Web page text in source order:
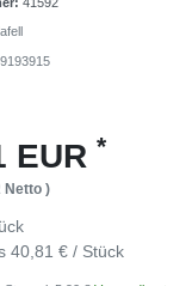
EUR *
Netto )
40,81 € / Stück